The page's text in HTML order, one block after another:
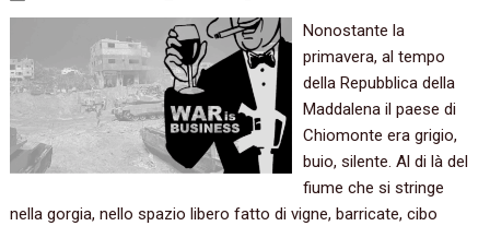
Nonostante la
primavera, al tempo
della Repubblica della
Maddalena il paese di
Chiomonte era grigio,
buio, silente. Al di là del
fiume che si stringe
nella gorgia, nello spazio libero fatto di vigne, barricate, cibo